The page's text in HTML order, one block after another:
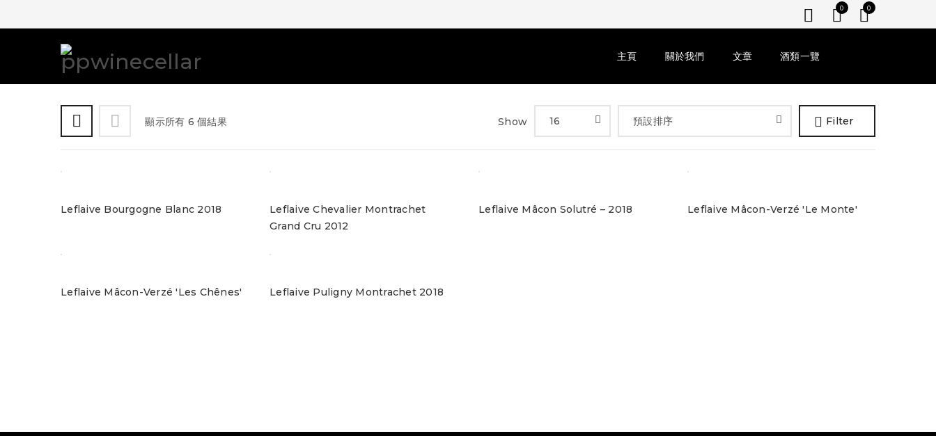
0
0
主頁 關於我們 文章 酒類一覽
顯示所有 6 個結果 Filter
預設排序
Show 16
Leflaive Bourgogne Blanc 2018
Leflaive Chevalier Montrachet
Grand Cru 2012
Leflaive Mâcon Solutré – 2018 Leflaive Mâcon-Verzé 'Le Monte'
Leflaive Mâcon-Verzé 'Les Chênes' Leflaive Puligny Montrachet 2018